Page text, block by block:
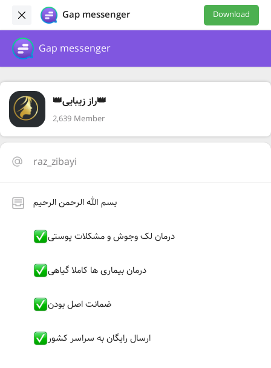
Gap messenger Download
Gap messenger
👑راز زیبایی👑
2,639 Member
raz_zibayi
بسم الله الرحمن الرحیم
درمان لک وجوش و مشکلات پوستی
درمان بیماری ها کاملا گیاهی
ضمانت اصل بودن
ارسال رایگان به سراسر کشور